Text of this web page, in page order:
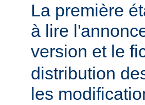
La première
à lire
version et le
distribution
les